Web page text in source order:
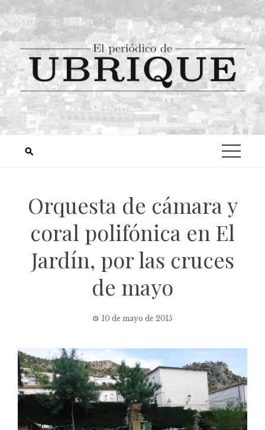
Orquesta de cámara y
coral polifónica en El
Jardín, por las cruces
de mayo
10 de mayo de 2015